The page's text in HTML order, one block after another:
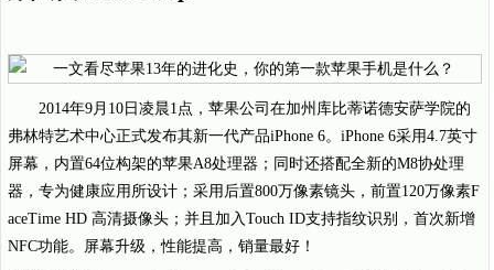
2014年9月10日凌晨1点，苹果公司在加州库比蒂诺德安萨学院的
弗林特艺术中心正式发布其新一代产品iPhone 6。iPhone 6采用4.7英寸
屏幕，内置64位构架的苹果A8处理器；同时还搭配全新的M8协处理
器，专为健康应用所设计；采用后置800万像素镜头，前置120万像素F
aceTime HD 高清摄像头；并且加入Touch ID支持指纹识别，首次新增
NFC功能。屏幕升级，性能提高，销量最好！